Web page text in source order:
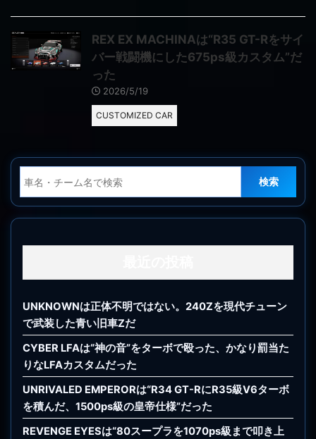
REX EX MACHINAは“R35 GT-Rをサイ
バー戦闘機にした675ps級カスタム”だ
った
2026/5/19
CUSTOMIZED CAR
検索
UNKNOWNは正体不明ではない。240Zを現代チューン
で武装した青い旧車Zだ
CYBER LFAは“神の音”をターボで殴った、かなり罰当た
りなLFAカスタムだった
UNRIVALED EMPERORは“R34 GT-RにR35級V6ターボ
を積んだ、1500ps級の皇帝仕様”だった
REVENGE EYESは“80スープラを1070ps級まで叩き上